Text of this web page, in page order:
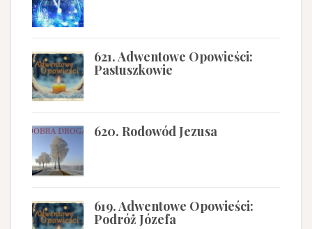
621. Adwentowe Opowieści:
Pastuszkowie
620. Rodowód Jezusa
619. Adwentowe Opowieści:
Podróż Józefa